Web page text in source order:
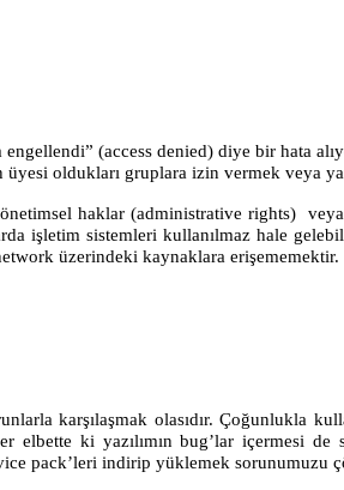
(access denied) diye bir hata
üyesi oldukları gruplara izin vermek veya
haklar (administrative rights)
işletim sistemleri kullanılmaz hale
üzerindeki kaynaklara erişememektir.
karşılaşmak olasıdır. Çoğunlukla
elbette ki yazılımın bug’lar içermesi
pack’leri indirip yüklemek sorunumuzu